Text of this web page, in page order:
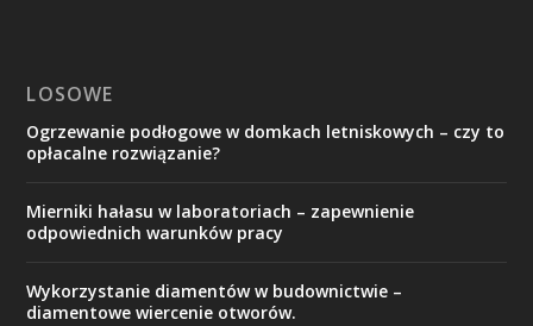
LOSOWE
Ogrzewanie podłogowe w domkach letniskowych – czy to
opłacalne rozwiązanie?
Mierniki hałasu w laboratoriach – zapewnienie
odpowiednich warunków pracy
Wykorzystanie diamentów w budownictwie –
diamentowe wiercenie otworów.